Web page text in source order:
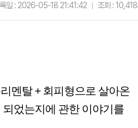
일 : 2026-05-18 21:41:42 조회 :10,418
멘탈 + 회피형으로 살아온
었는지에 관한 이야기를